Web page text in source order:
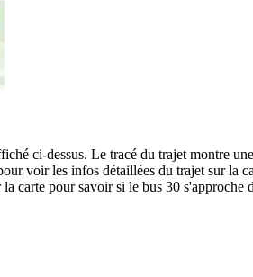
ci-dessus. Le tracé du trajet montre
voir les infos détaillées du trajet sur la
carte pour savoir si le bus 30 s'approche